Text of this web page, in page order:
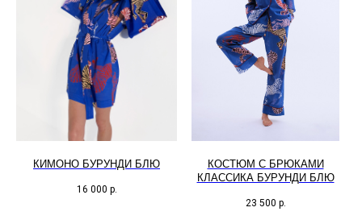
КИМОНО БУРУНДИ БЛЮ
16 000 р.
КОСТЮМ С БРЮКАМИ
КЛАССИКА БУРУНДИ БЛЮ
23 500 р.